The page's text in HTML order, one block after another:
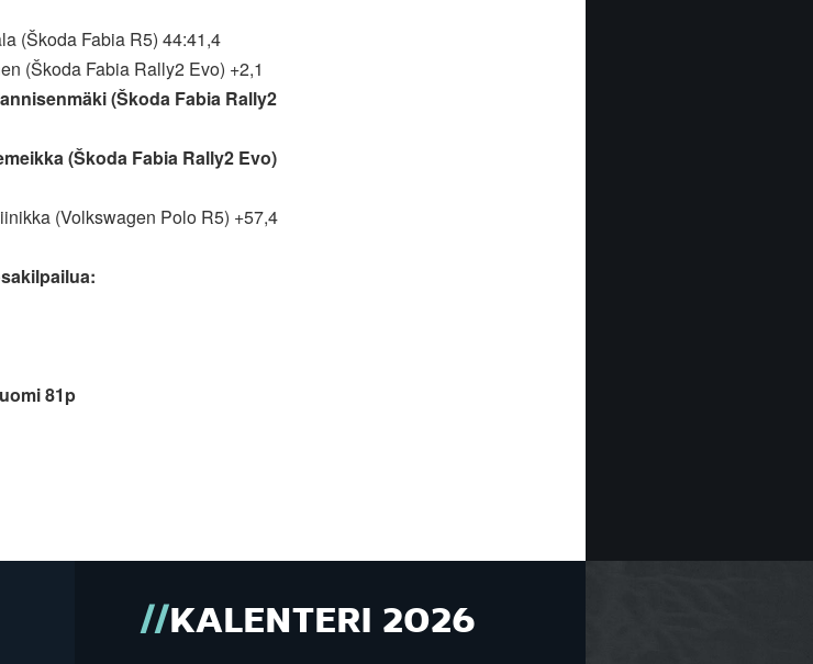
(Škoda Fabia R5) 44:41,4
(Škoda Fabia Rally2 Evo) +2,1
(Škoda Fabia Rally2
(Škoda Fabia Rally2 Evo)
(Volkswagen Polo R5) +57,4
81p
KALENTERI 2026